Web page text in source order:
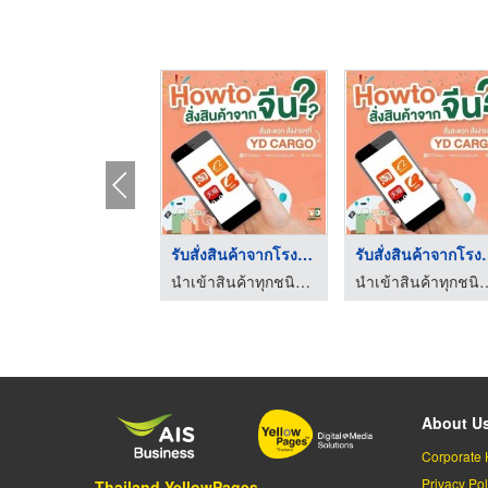
รับสั่งสินค้าจากโรงง ...
นำเข้าสินค้าทุกชนิดจากจีน
รับสั่ง
นำเข้าสิ
About
Corporate
Privacy